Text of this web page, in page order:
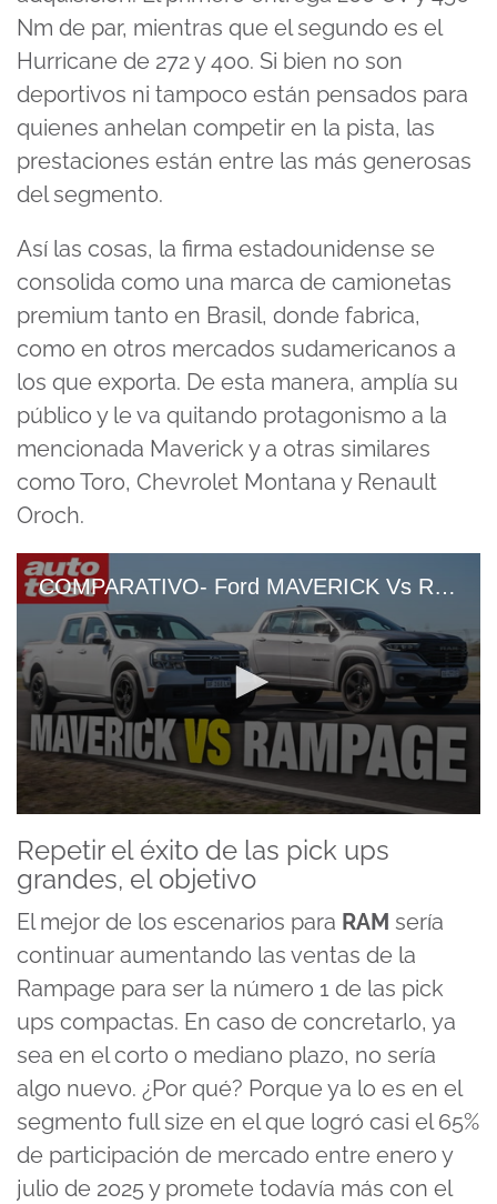
Nm de par, mientras que el segundo es el
Hurricane de 272 y 400. Si bien no son
deportivos ni tampoco están pensados para
quienes anhelan competir en la pista, las
prestaciones están entre las más generosas
del segmento.
Así las cosas, la firma estadounidense se
consolida como una marca de camionetas
premium tanto en Brasil, donde fabrica,
como en otros mercados sudamericanos a
los que exporta. De esta manera, amplía su
público y le va quitando protagonismo a la
mencionada Maverick y a otras similares
como Toro, Chevrolet Montana y Renault
Oroch.
COMPARATIVO- Ford MAVERICK Vs Ram RAMPAGE
seconds
of
15
minutes,
19
seconds
Repetir el éxito de las pick ups
grandes, el objetivo
El mejor de los escenarios para RAM sería
continuar aumentando las ventas de la
Rampage para ser la número 1 de las pick
ups compactas. En caso de concretarlo, ya
sea en el corto o mediano plazo, no sería
algo nuevo. ¿Por qué? Porque ya lo es en el
segmento full size en el que logró casi el 65%
de participación de mercado entre enero y
julio de 2025 y promete todavía más con el